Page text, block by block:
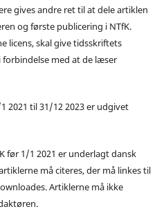
gives andre ret til at dele artiklen
og første publicering i NTfK.
licens, skal give tidsskriftets
med at de læser
2021 til 31/12 2023 er udgivet
før 1/1 2021 er underlagt dansk
må citeres, der må linkes til
Artiklerne må ikke